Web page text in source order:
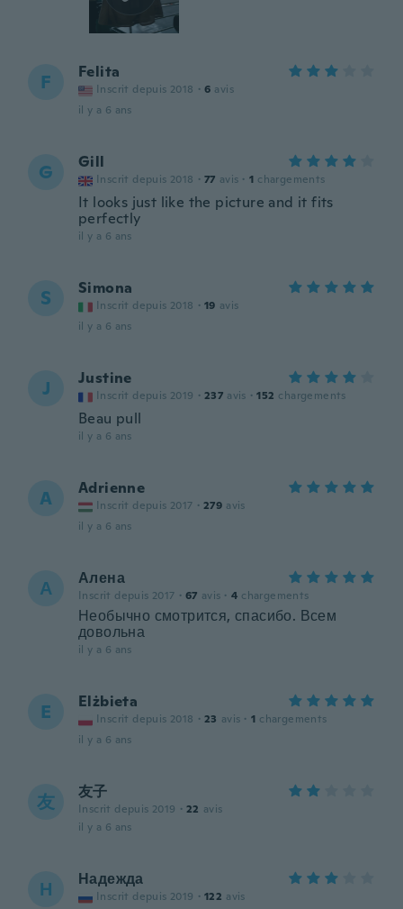
F Felita
Inscrit depuis 2018 · 6 avis
il y a 6 ans
G Gill
Inscrit depuis 2018 · 77 avis · 1 chargements
It looks just like the picture and it fits
perfectly
il y a 6 ans
S Simona
Inscrit depuis 2018 · 19 avis
il y a 6 ans
J Justine
Inscrit depuis 2019 · 237 avis · 152 chargements
Beau pull
il y a 6 ans
A Adrienne
Inscrit depuis 2017 · 279 avis
il y a 6 ans
А Алена
Inscrit depuis 2017 · 67 avis · 4 chargements
Необычно смотрится, спасибо. Всем
довольна
il y a 6 ans
E Elżbieta
Inscrit depuis 2018 · 23 avis · 1 chargements
il y a 6 ans
友 友子
Inscrit depuis 2019 · 22 avis
il y a 6 ans
Н Надежда
Inscrit depuis 2019 · 122 avis